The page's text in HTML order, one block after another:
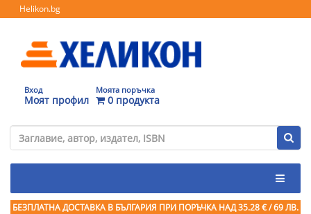
Helikon.bg
Вход
Моят профил
Моята поръчка
0 продукта
БЕЗПЛАТНА ДОСТАВКА В БЪЛГАРИЯ ПРИ ПОРЪЧКА НАД 35.28 € / 69 ЛВ.